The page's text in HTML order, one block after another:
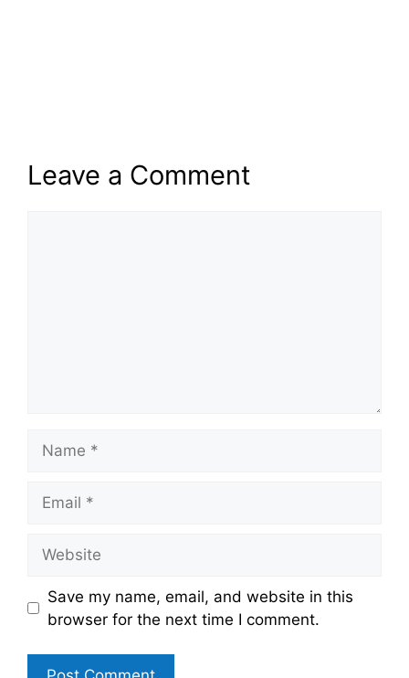
Leave a Comment
Save my name, email, and website in this
browser for the next time I comment.